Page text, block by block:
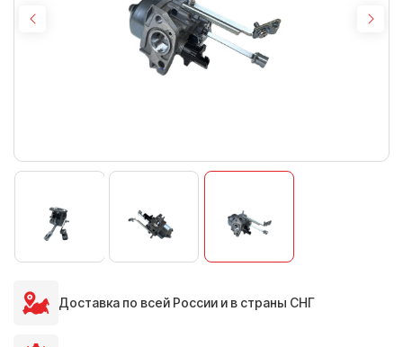
Доставка по всей России и в страны СНГ